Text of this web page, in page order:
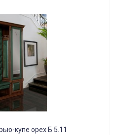
купе орех Б 5.11